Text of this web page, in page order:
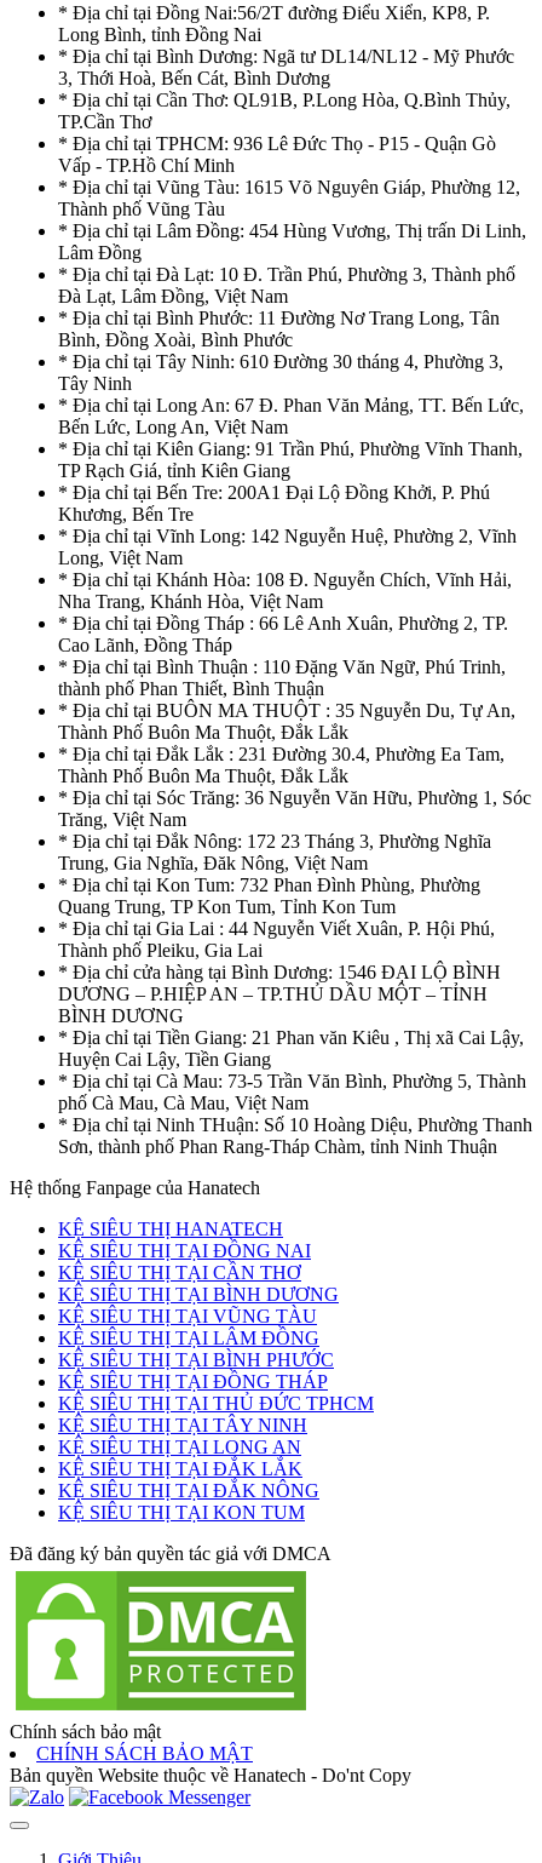
* Địa chỉ tại Đồng Nai:56/2T đường Điểu Xiển, KP8, P.
Long Bình, tỉnh Đồng Nai
* Địa chỉ tại Bình Dương: Ngã tư DL14/NL12 - Mỹ Phước
3, Thới Hoà, Bến Cát, Bình Dương
* Địa chỉ tại Cần Thơ: QL91B, P.Long Hòa, Q.Bình Thủy,
TP.Cần Thơ
* Địa chỉ tại TPHCM: 936 Lê Đức Thọ - P15 - Quận Gò
Vấp - TP.Hồ Chí Minh
* Địa chỉ tại Vũng Tàu: 1615 Võ Nguyên Giáp, Phường 12,
Thành phố Vũng Tàu
* Địa chỉ tại Lâm Đồng: 454 Hùng Vương, Thị trấn Di Linh,
Lâm Đồng
* Địa chỉ tại Đà Lạt: 10 Đ. Trần Phú, Phường 3, Thành phố
Đà Lạt, Lâm Đồng, Việt Nam
* Địa chỉ tại Bình Phước: 11 Đường Nơ Trang Long, Tân
Bình, Đồng Xoài, Bình Phước
* Địa chỉ tại Tây Ninh: 610 Đường 30 tháng 4, Phường 3,
Tây Ninh
* Địa chỉ tại Long An: 67 Đ. Phan Văn Mảng, TT. Bến Lức,
Bến Lức, Long An, Việt Nam
* Địa chỉ tại Kiên Giang: 91 Trần Phú, Phường Vĩnh Thanh,
TP Rạch Giá, tỉnh Kiên Giang
* Địa chỉ tại Bến Tre: 200A1 Đại Lộ Đồng Khởi, P. Phú
Khương, Bến Tre
* Địa chỉ tại Vĩnh Long: 142 Nguyễn Huệ, Phường 2, Vĩnh
Long, Việt Nam
* Địa chỉ tại Khánh Hòa: 108 Đ. Nguyễn Chích, Vĩnh Hải,
Nha Trang, Khánh Hòa, Việt Nam
* Địa chỉ tại Đồng Tháp : 66 Lê Anh Xuân, Phường 2, TP.
Cao Lãnh, Đồng Tháp
* Địa chỉ tại Bình Thuận : 110 Đặng Văn Ngữ, Phú Trinh,
thành phố Phan Thiết, Bình Thuận
* Địa chỉ tại BUÔN MA THUỘT : 35 Nguyễn Du, Tự An,
Thành Phố Buôn Ma Thuột, Đắk Lắk
* Địa chỉ tại Đắk Lắk : 231 Đường 30.4, Phường Ea Tam,
Thành Phố Buôn Ma Thuột, Đắk Lắk
* Địa chỉ tại Sóc Trăng: 36 Nguyễn Văn Hữu, Phường 1, Sóc
Trăng, Việt Nam
* Địa chỉ tại Đắk Nông: 172 23 Tháng 3, Phường Nghĩa
Trung, Gia Nghĩa, Đăk Nông, Việt Nam
* Địa chỉ tại Kon Tum: 732 Phan Đình Phùng, Phường
Quang Trung, TP Kon Tum, Tỉnh Kon Tum
* Địa chỉ tại Gia Lai : 44 Nguyễn Viết Xuân, P. Hội Phú,
Thành phố Pleiku, Gia Lai
* Địa chỉ cửa hàng tại Bình Dương: 1546 ĐẠI LỘ BÌNH
DƯƠNG – P.HIỆP AN – TP.THỦ DẦU MỘT – TỈNH
BÌNH DƯƠNG
* Địa chỉ tại Tiền Giang: 21 Phan văn Kiêu , Thị xã Cai Lậy,
Huyện Cai Lậy, Tiền Giang
* Địa chỉ tại Cà Mau: 73-5 Trần Văn Bình, Phường 5, Thành
phố Cà Mau, Cà Mau, Việt Nam
* Địa chỉ tại Ninh THuận: Số 10 Hoàng Diệu, Phường Thanh
Sơn, thành phố Phan Rang-Tháp Chàm, tỉnh Ninh Thuận
Hệ thống Fanpage của Hanatech
KỆ SIÊU THỊ HANATECH
KỆ SIÊU THỊ TẠI ĐỒNG NAI
KỆ SIÊU THỊ TẠI CẦN THƠ
KỆ SIÊU THỊ TẠI BÌNH DƯƠNG
KỆ SIÊU THỊ TẠI VŨNG TÀU
KỆ SIÊU THỊ TẠI LÂM ĐỒNG
KỆ SIÊU THỊ TẠI BÌNH PHƯỚC
KỆ SIÊU THỊ TẠI ĐỒNG THÁP
KỆ SIÊU THỊ TẠI THỦ ĐỨC TPHCM
KỆ SIÊU THỊ TẠI TÂY NINH
KỆ SIÊU THỊ TẠI LONG AN
KỆ SIÊU THỊ TẠI ĐẮK LẮK
KỆ SIÊU THỊ TẠI ĐẮK NÔNG
KỆ SIÊU THỊ TẠI KON TUM
Đã đăng ký bản quyền tác giả với DMCA
Chính sách bảo mật
CHÍNH SÁCH BẢO MẬT
Bản quyền Website thuộc về Hanatech - Do'nt Copy